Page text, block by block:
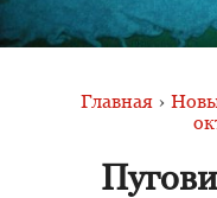
Главная ›